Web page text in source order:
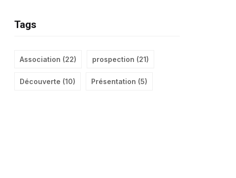
Tags
Association (22) prospection (21)
Découverte (10) Présentation (5)